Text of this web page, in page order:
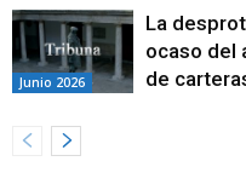
Junio 2026
La
ocaso del
de